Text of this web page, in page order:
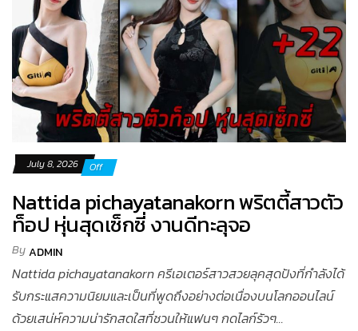
July 8, 2026 Off
Nattida pichayatanakorn พริตตี้สาวตัว
ท็อป หุ่นสุดเซ็กซี่ งานดีทะลุจอ
ByADMIN
Nattida pichayatanakorn ครีเอเตอร์สาวสวยลุคสุดปังที่กำลังได้
รับกระแสความนิยมและเป็นที่พูดถึงอย่างต่อเนื่องบนโลกออนไลน์
ด้วยเสน่ห์ความน่ารักสดใสที่ชวนให้แฟนๆ กดไลก์รัวๆ...